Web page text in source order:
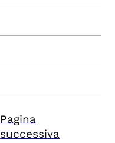
Pagina
successiva